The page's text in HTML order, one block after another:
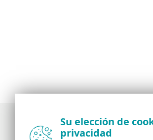
Su elección de
privacidad